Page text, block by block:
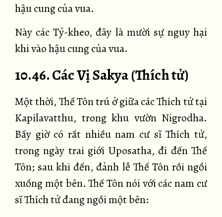
hậu cung của vua.
Này các Tỷ-kheo, đây là mười sự nguy hại
khi vào hậu cung của vua.
10.46. Các Vị Sakya (Thích tử)
Một thời, Thế Tôn trú ở giữa các Thích tử tại
Kapilavatthu, trong khu vườn Nigrodha.
Bấy giờ có rất nhiều nam cư sĩ Thích tử,
trong ngày trai giới Uposatha, đi đến Thế
Tôn; sau khi đến, đảnh lễ Thế Tôn rồi ngồi
xuống một bên. Thế Tôn nói với các nam cư
sĩ Thích tử đang ngồi một bên: